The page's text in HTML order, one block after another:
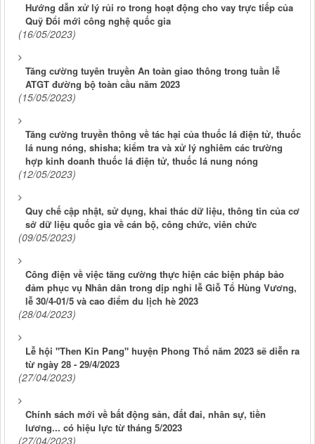
Hướng dẫn xử lý rủi ro trong hoạt động cho vay trực tiếp của
Quỹ Đổi mới công nghệ quốc gia
(16/05/2023)
Tăng cường tuyên truyền An toàn giao thông trong tuần lễ
ATGT đường bộ toàn cầu năm 2023
(15/05/2023)
Tăng cường truyền thông về tác hại của thuốc lá điện tử, thuốc
lá nung nóng, shisha; kiểm tra và xử lý nghiêm các trường
hợp kinh doanh thuốc lá điện tử, thuốc lá nung nóng
(12/05/2023)
Quy chế cập nhật, sử dụng, khai thác dữ liệu, thông tin của cơ
sở dữ liệu quốc gia về cán bộ, công chức, viên chức
(09/05/2023)
Công điện về việc tăng cường thực hiện các biện pháp bảo
đảm phục vụ Nhân dân trong dịp nghỉ lễ Giỗ Tổ Hùng Vương,
lễ 30/4-01/5 và cao điểm du lịch hè 2023
(28/04/2023)
Lễ hội "Then Kin Pang" huyện Phong Thổ năm 2023 sẽ diễn ra
từ ngày 28 - 29/4/2023
(27/04/2023)
Chính sách mới về bất động sản, đất đai, nhân sự, tiền
lương... có hiệu lực từ tháng 5/2023
(27/04/2023)